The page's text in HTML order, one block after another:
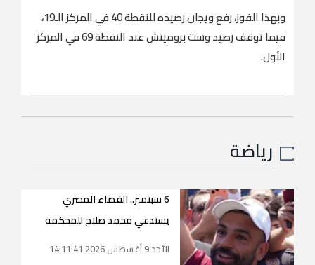
وبهذا الفوز، رفع ويجان رصيده للنقطة 40 في المركز الـ19،
فيما توقف رصيد وست بروميتش عند النقطة 69 في المركز
الأول.
رياضة
6 سبتمبر.. القضاء المصري
يستدعي محمد صلاح للمحكمة
الأحد 9 أغسطس 2026 14:11:41